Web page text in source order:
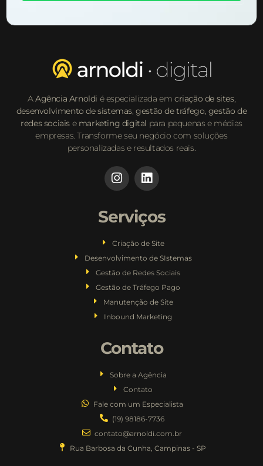
AAgência Arnoldi é especializada em criação de sites,
desenvolvimento de sistemas,gestão de tráfego, gestão de
redes sociaise marketing digital para pequenas e médias
empresas. Transforme seu negócio com soluções
personalizadas e resultados reais.
Serviços
Criação de Site
Desenvolvimento de SIstemas
Gestão de Redes Sociais
Gestão de Tráfego Pago
Manutenção de Site
Inbound Marketing
Contato
Sobre a Agência
Contato
Fale com um Especialista
(19) 98186-7736
contato@arnoldi.com.br
Rua Barbosa da Cunha, Campinas - SP